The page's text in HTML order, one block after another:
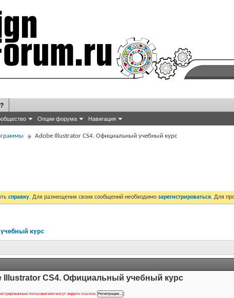
Опции форума Навигация
Adobe Illustrator CS4. Официальный учебный курс
справку. Для размещения своих сообщений необходимо зарегистрироваться. Для
курс
Illustrator CS4. Официальный учебный курс
пользователи могут видеть ссылки. ]